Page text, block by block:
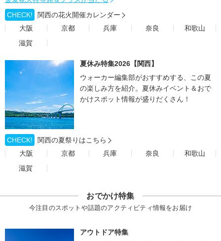
CHECK!
関西の花火開催カレンダー
大阪
京都 兵庫 奈良
和歌山
滋賀
夏休み特集2026【関西】
ウォーカー編集部がおすすめする、この夏
の楽しみ方を紹介。夏休みイベント＆おで
かけスポット情報が盛りだくさん！
CHECK!
関西の夏祭りはこちら
大阪
京都 兵庫 奈良
和歌山
滋賀
おでかけ特集
今注目のスポットや話題のアクティビティ情報をお届け
アウトドア特集